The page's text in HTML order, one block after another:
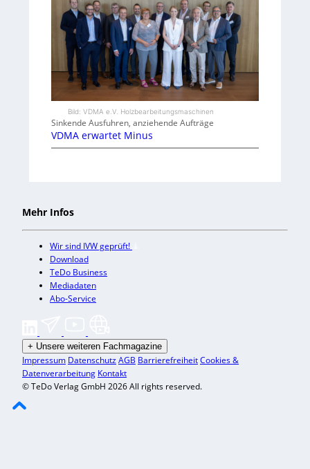
Bild: VDMA e.V. Holzbearbeitungsmaschinen
Sinkende Ausfuhren, anziehende Aufträge
VDMA erwartet Minus
Mehr Infos
Wir sind IVW geprüft!
Download
TeDo Business
Mediadaten
Abo-Service
+ Unsere weiteren Fachmagazine
Impressum DatenschutzAGB BarrierefreiheitCookies &
Datenverarbeitung Kontakt
© TeDo Verlag GmbH 2026 All rights reserved.